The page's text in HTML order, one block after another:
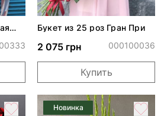
Букет из 25 роз Гран При
2 075 грн 000100036
Купить
Новинка